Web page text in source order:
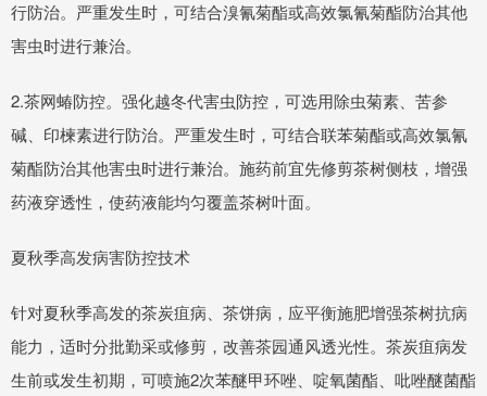
行防治。严重发生时，可结合溴氰菊酯或高效氯氰菊酯防治其他
害虫时进行兼治。
2.茶网蝽防控。强化越冬代害虫防控，可选用除虫菊素、苦参
碱、印楝素进行防治。严重发生时，可结合联苯菊酯或高效氯氰
菊酯防治其他害虫时进行兼治。施药前宜先修剪茶树侧枝，增强
药液穿透性，使药液能均匀覆盖茶树叶面。
夏秋季高发病害防控技术
针对夏秋季高发的茶炭疽病、茶饼病，应平衡施肥增强茶树抗病
能力，适时分批勤采或修剪，改善茶园通风透光性。茶炭疽病发
生前或发生初期，可喷施2次苯醚甲环唑、啶氧菌酯、吡唑醚菌酯